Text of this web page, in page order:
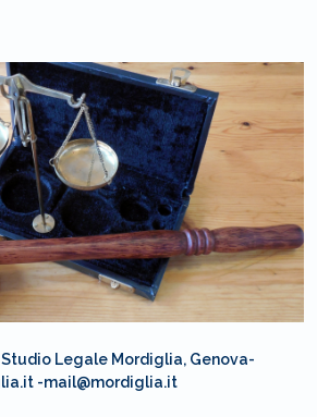
Legale Mordiglia, Genova-
-mail@mordiglia.it